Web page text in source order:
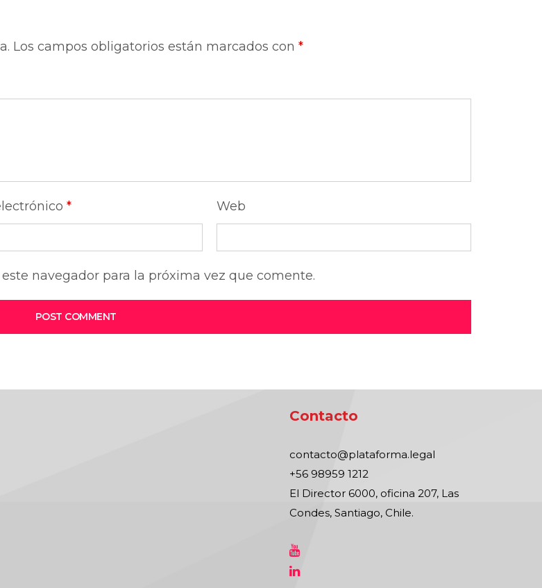
Los campos obligatorios están marcados con *
* Web
navegador para la próxima vez que comente.
POST COMMENT
Contacto
contacto@plataforma.legal
+56 98959 1212
El Director 6000, oficina 207, Las
Condes, Santiago, Chile.